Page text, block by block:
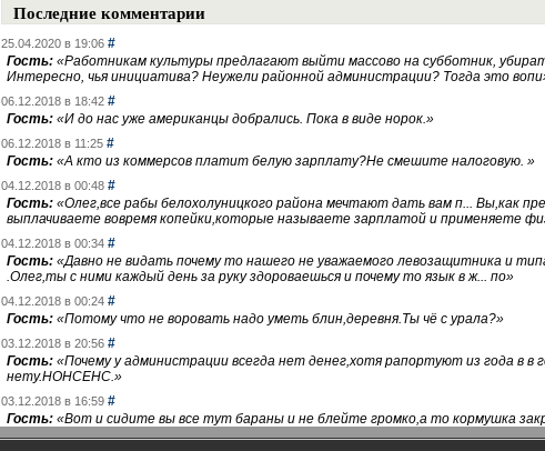
Последние комментарии
25.04.2020 в 19:06 #
Гость: «Работникам культуры предлагают выйти массово на субботник,
Интересно, чья инициатива? Неужели районной администрации? Тогда это вопи
06.12.2018 в 18:42 #
Гость: «И до нас уже американцы добрались. Пока в виде норок.»
06.12.2018 в 11:25 #
Гость: «А кто из коммерсов платит белую зарплату?Не смешите налоговую. »
04.12.2018 в 00:48 #
Гость: «Олег,все рабы белохолуницкого района мечтают дать вам п... Вы,как
выплачиваете вовремя копейки,которые называете зарплатой и применяете
04.12.2018 в 00:34 #
Гость: «Давно не видать почему то нашего не уважаемого левозащитника и
.Олег,ты с ними каждый день за руку здороваешься и почему то язык в ж... по»
04.12.2018 в 00:24 #
Гость: «Потому что не воровать надо уметь блин,деревня.Ты чё с урала?»
03.12.2018 в 20:56 #
Гость: «Почему у администрации всегда нет денег,хотя рапортуют из года в в
нету.НОНСЕНС.»
03.12.2018 в 16:59 #
Гость: «Вот и сидите вы все тут бараны и не блейте громко,а то кормушка